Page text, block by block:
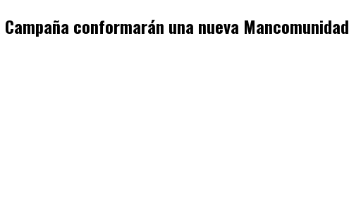
conformarán una nueva Mancomunidad